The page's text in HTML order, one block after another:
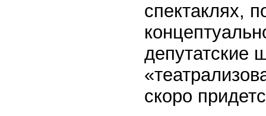
спектаклях,
депутатские
скоро